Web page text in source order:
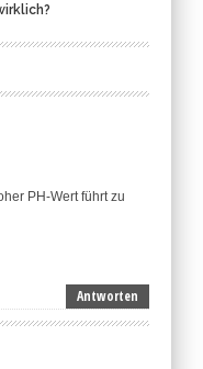
PH-Wert führt zu
Antworten